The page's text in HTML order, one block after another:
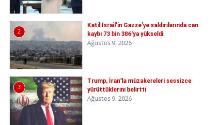
2
Katil İsrail'in Gazze'ye saldırılarında can
kaybı 73 bin 386'ya yükseldi
Ağustos 9, 2026
3
Trump, İran'la müzakereleri sessizce
yürüttüklerini belirtti
Ağustos 9, 2026